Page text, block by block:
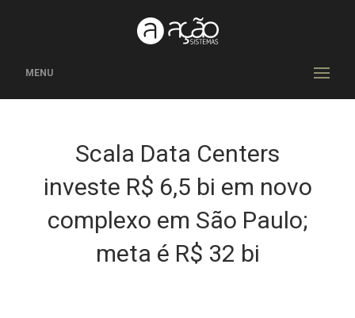
MENU
Scala Data Centers
investe R$ 6,5 bi em novo
complexo em São Paulo;
meta é R$ 32 bi